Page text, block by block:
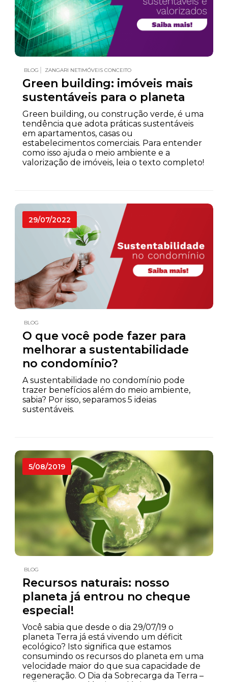
BLOG ZANGARI NETIMÓVEIS CONCEITO
Green building: imóveis mais
sustentáveis para o planeta
Green building, ou construção verde, é uma
tendência que adota práticas sustentáveis
em apartamentos, casas ou
estabelecimentos comerciais. Para entender
como isso ajuda o meio ambiente e a
valorização de imóveis, leia o texto completo!
29/07/2022
BLOG
O que você pode fazer para
melhorar a sustentabilidade
no condomínio?
A sustentabilidade no condomínio pode
trazer benefícios além do meio ambiente,
sabia? Por isso, separamos 5 ideias
sustentáveis.
5/08/2019
BLOG
Recursos naturais: nosso
planeta já entrou no cheque
especial!
Você sabia que desde o dia 29/07/19 o
planeta Terra já está vivendo um déficit
ecológico? Isto significa que estamos
consumindo os recursos do planeta em uma
velocidade maior do que sua capacidade de
regeneração. O Dia da Sobrecarga da Terra –